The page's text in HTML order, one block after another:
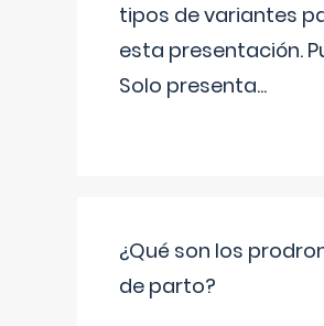
tipos de variantes
esta presentación.
Solo presenta...
¿Qué son los
de parto?